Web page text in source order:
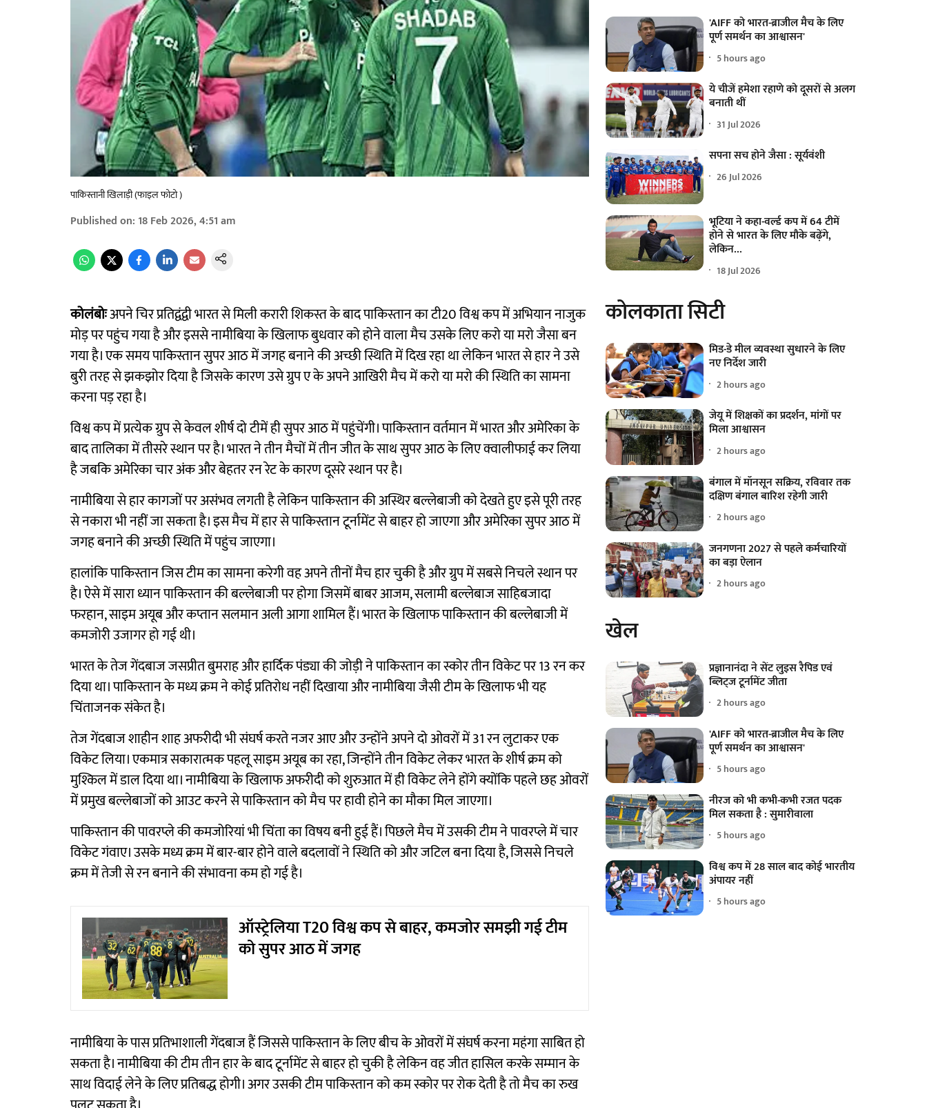
पाकिस्तानी खिलाड़ी (फाइल फोटो )
Published on: 18 Feb 2026, 4:51 am
कोलंबोःअपने चिर प्रतिद्वंद्वी भारत से मिली करारी शिकस्त के बाद पाकिस्तान का टी20 विश्व कप में अभियान नाजुक
मोड़ पर पहुंच गया है और इससे नामीबिया के खिलाफ बुधवार को होने वाला मैच उसके लिए करो या मरो जैसा बन
गया है। एक समय पाकिस्तान सुपर आठ में जगह बनाने की अच्छी स्थिति में दिख रहा था लेकिन भारत से हार ने उसे
बुरी तरह से झकझोर दिया है जिसके कारण उसे ग्रुप ए के अपने आखिरी मैच में करो या मरो की स्थिति का सामना
करना पड़ रहा है।
विश्व कप में प्रत्येक ग्रुप से केवल शीर्ष दो टीमें ही सुपर आठ में पहुंचेंगी। पाकिस्तान वर्तमान में भारत और अमेरिका के
बाद तालिका में तीसरे स्थान पर है। भारत ने तीन मैचों में तीन जीत के साथ सुपर आठ के लिए क्वालीफाई कर लिया
है जबकि अमेरिका चार अंक और बेहतर रन रेट के कारण दूसरे स्थान पर है।
नामीबिया से हार कागजों पर असंभव लगती है लेकिन पाकिस्तान की अस्थिर बल्लेबाजी को देखते हुए इसे पूरी तरह
से नकारा भी नहीं जा सकता है। इस मैच में हार से पाकिस्तान टूर्नामेंट से बाहर हो जाएगा और अमेरिका सुपर आठ में
जगह बनाने की अच्छी स्थिति में पहुंच जाएगा।
हालांकि पाकिस्तान जिस टीम का सामना करेगी वह अपने तीनों मैच हार चुकी है और ग्रुप में सबसे निचले स्थान पर
है। ऐसे में सारा ध्यान पाकिस्तान की बल्लेबाजी पर होगा जिसमें बाबर आजम, सलामी बल्लेबाज साहिबजादा
फरहान, साइम अयूब और कप्तान सलमान अली आगा शामिल हैं। भारत के खिलाफ पाकिस्तान की बल्लेबाजी में
कमजोरी उजागर हो गई थी।
भारत के तेज गेंदबाज जसप्रीत बुमराह और हार्दिक पंड्या की जोड़ी ने पाकिस्तान का स्कोर तीन विकेट पर 13 रन कर
दिया था। पाकिस्तान के मध्य क्रम ने कोई प्रतिरोध नहीं दिखाया और नामीबिया जैसी टीम के खिलाफ भी यह
चिंताजनक संकेत है।
तेज गेंदबाज शाहीन शाह अफरीदी भी संघर्ष करते नजर आए और उन्होंने अपने दो ओवरों में 31 रन लुटाकर एक
विकेट लिया। एकमात्र सकारात्मक पहलू साइम अयूब का रहा, जिन्होंने तीन विकेट लेकर भारत के शीर्ष क्रम को
मुश्किल में डाल दिया था। नामीबिया के खिलाफ अफरीदी को शुरुआत में ही विकेट लेने होंगे क्योंकि पहले छह ओवरों
में प्रमुख बल्लेबाजों को आउट करने से पाकिस्तान को मैच पर हावी होने का मौका मिल जाएगा।
पाकिस्तान की पावरप्ले की कमजोरियां भी चिंता का विषय बनी हुई हैं। पिछले मैच में उसकी टीम ने पावरप्ले में चार
विकेट गंवाए। उसके मध्य क्रम में बार-बार होने वाले बदलावों ने स्थिति को और जटिल बना दिया है, जिससे निचले
क्रम में तेजी से रन बनाने की संभावना कम हो गई है।
ऑस्ट्रेलिया T20 विश्व कप से बाहर, कमजोर समझी गई टीम
को सुपर आठ में जगह
नामीबिया के पास प्रतिभाशाली गेंदबाज हैं जिससे पाकिस्तान के लिए बीच के ओवरों में संघर्ष करना महंगा साबित हो
सकता है। नामीबिया की टीम तीन हार के बाद टूर्नामेंट से बाहर हो चुकी है लेकिन वह जीत हासिल करके सम्मान के
साथ विदाई लेने के लिए प्रतिबद्ध होगी। अगर उसकी टीम पाकिस्तान को कम स्कोर पर रोक देती है तो मैच का रुख
'AIFF को भारत-ब्राजील मैच के लिए
पूर्ण समर्थन का आश्वासन'
5 hours ago
ये चीजें हमेशा रहाणे को दूसरों से अलग
बनाती थीं
31 Jul 2026
सपना सच होने जैसा : सूर्यवंशी
26 Jul 2026
भूटिया ने कहा-वर्ल्ड कप में 64 टीमें
होने से भारत के लिए मौके बढ़ेंगे,
लेकिन...
18 Jul 2026
कोलकाता सिटी
मिड-डे मील व्यवस्था सुधारने के लिए
नए निर्देश जारी
2 hours ago
जेयू में शिक्षकों का प्रदर्शन, मांगों पर
मिला आश्वासन
2 hours ago
बंगाल में मॉनसून सक्रिय, रविवार तक
दक्षिण बंगाल बारिश रहेगी जारी
2 hours ago
जनगणना 2027 से पहले कर्मचारियों
का बड़ा ऐलान
2 hours ago
खेल
प्रज्ञानानंदा ने सेंट लुइस रैपिड एवं
ब्लिट्ज टूर्नामेंट जीता
2 hours ago
'AIFF को भारत-ब्राजील मैच के लिए
पूर्ण समर्थन का आश्वासन'
5 hours ago
नीरज को भी कभी-कभी रजत पदक
मिल सकता है : सुमारीवाला
5 hours ago
विश्व कप में 28 साल बाद कोई भारतीय
अंपायर नहीं
5 hours ago